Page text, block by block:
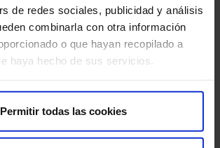
de redes sociales, publicidad y análisis
combinarla con otra información
o que hayan recopilado a
haya hecho de sus servicios.
Permitir todas las cookies
de embriones congelados, se
cuando la paciente lleve en
el mismo número de días
, se inicia la administración de
misma noche en la que se realiza la
de implantación puede estar